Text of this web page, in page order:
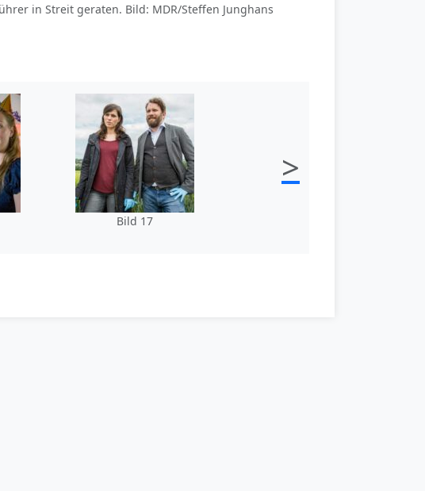
in Streit geraten. Bild: MDR/Steffen Junghans
Bild 17
>